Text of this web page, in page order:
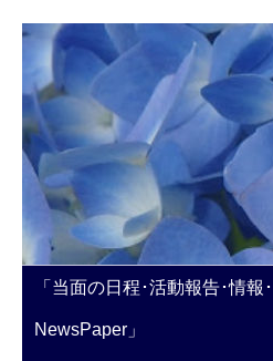
「当面の日程･活動報告･情報･
NewsPaper」